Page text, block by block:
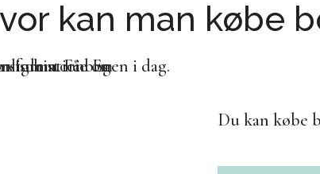
kan man købe
Du kan købe